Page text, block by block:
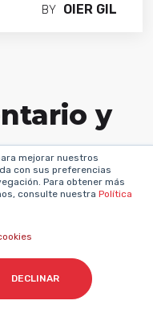
mejorar nuestros
con sus preferencias
Para obtener más
consulte nuestra Política
DECLINAR
BY OIER GIL
y